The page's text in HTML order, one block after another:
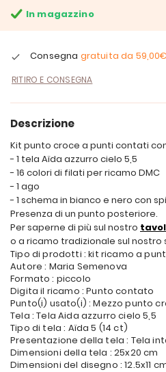
In magazzino
Consegna gratuita da 59,00€
RITIRO E CONSEGNA
Descrizione
Kit punto croce a punti contati
- 1 tela Aïda azzurro cielo 5,5
- 16 colori di filati per ricamo DMC
- 1 ago
- 1 schema in bianco e nero con
Presenza di un punto posteriore.
Per saperne di più sul nostro
o a ricamo tradizionale sul nostro
Tipo di prodotti : kit ricamo a
Autore : Maria Semenova
Formato : piccolo
Digita il ricamo : Punto contato
Punto(i) usato(i) : Mezzo punto
Tela : Tela Aida azzurro cielo 5,5
Tipo di tela : Aïda 5 (14 ct)
Presentazione della tela : Tela
Dimensioni della tela : 25x20 cm
Dimensioni del disegno : 12.5x11